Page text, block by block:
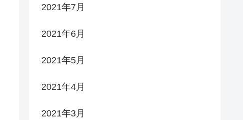
2021年7月
2021年6月
2021年5月
2021年4月
2021年3月